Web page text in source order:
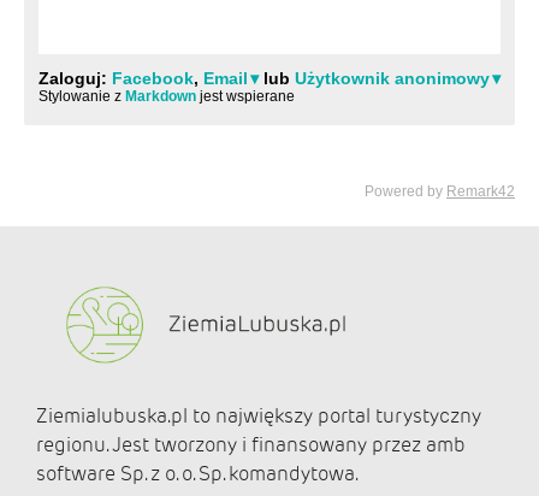
Ziemialubuska.pl to największy portal turystyczny
regionu. Jest tworzony i finansowany przez amb
software Sp. z o. o. Sp. komandytowa.